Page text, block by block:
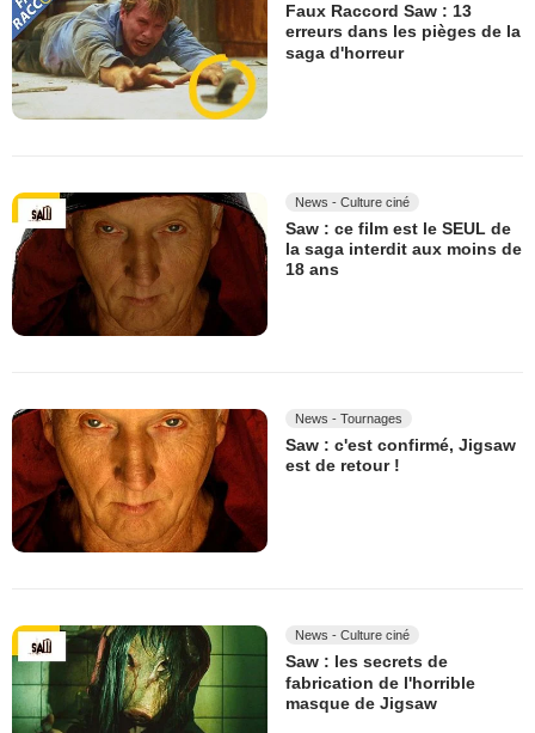
Faux Raccord Saw : 13
erreurs dans les pièges de la
saga d'horreur
News - Culture ciné
Saw : ce film est le SEUL de
la saga interdit aux moins de
18 ans
News - Tournages
Saw : c'est confirmé, Jigsaw
est de retour !
News - Culture ciné
Saw : les secrets de
fabrication de l'horrible
masque de Jigsaw